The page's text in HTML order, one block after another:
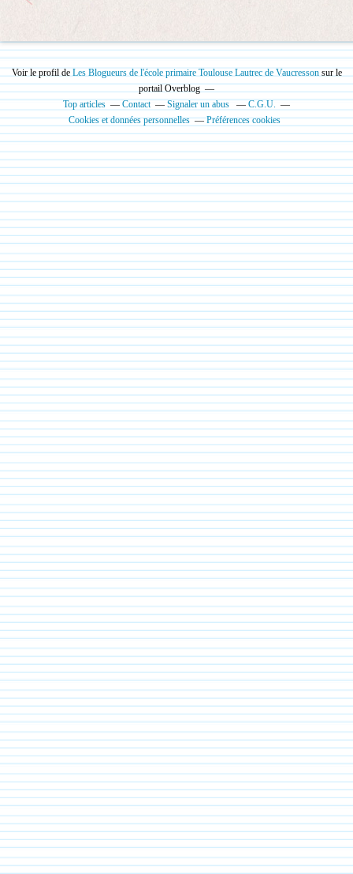
Voir le profil de Les Blogueurs de l'école primaire Toulouse Lautrec de Vaucressonsur le
portail Overblog
Top articles
Contact Signaler un abus
C.G.U.
Cookies et données personnelles
Préférences cookies